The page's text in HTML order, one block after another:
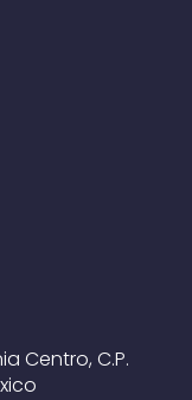
Centro, C.P.